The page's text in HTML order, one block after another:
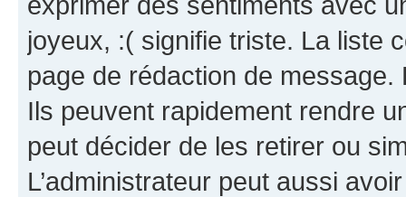
joyeux, :( signifie triste. La liste
page de rédaction de
Ils peuvent rapidement rendre
peut décider de les retirer ou
L’administrateur peut aussi